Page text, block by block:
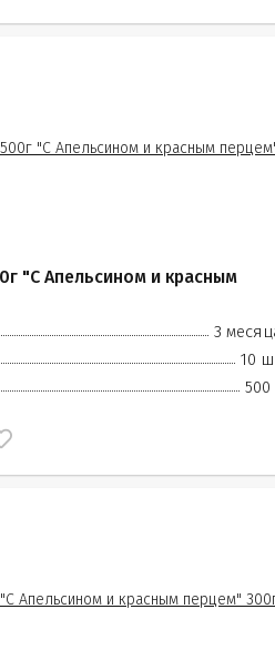
"С Апельсином и красным
3
10
500